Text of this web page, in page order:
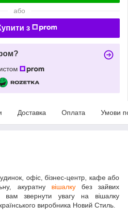
або
з
Доставка Оплата Умови
офіс, бізнес-центр, кафе або
акуратну вішалкубез зайвих
вам звернути увагу на вішалку
виробника Новий Стиль.